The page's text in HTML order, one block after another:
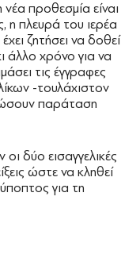
προθεσμία είναι
η πλευρά του ιερέα
ζητήσει να δοθεί
άλλο χρόνο για να
τις έγγραφες
-τουλάχιστον
παράταση
δύο εισαγγελικές
ώστε να κληθεί
για τη